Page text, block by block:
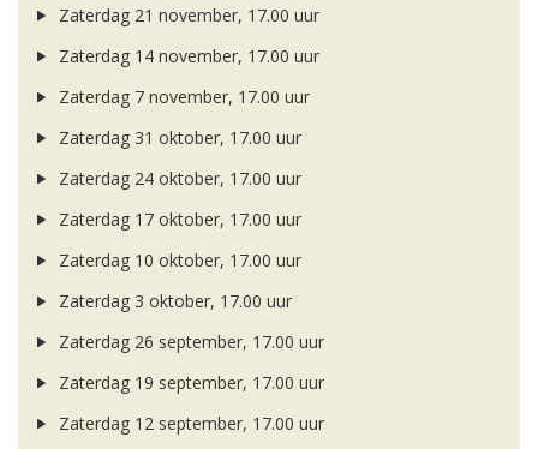
Zaterdag 21 november, 17.00 uur
Zaterdag 14 november, 17.00 uur
Zaterdag 7 november, 17.00 uur
Zaterdag 31 oktober, 17.00 uur
Zaterdag 24 oktober, 17.00 uur
Zaterdag 17 oktober, 17.00 uur
Zaterdag 10 oktober, 17.00 uur
Zaterdag 3 oktober, 17.00 uur
Zaterdag 26 september, 17.00 uur
Zaterdag 19 september, 17.00 uur
Zaterdag 12 september, 17.00 uur